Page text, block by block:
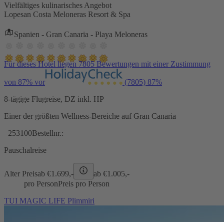
Vielfältiges kulinarisches Angebot
Lopesan Costa Meloneras Resort & Spa
Spanien - Gran Canaria - Playa Meloneras
Für dieses Hotel liegen 7805 Bewertungen mit einer Zustimmung
von 87% vor (7805) 87%
8-tägige Flugreise, DZ inkl. HP
Einer der größten Wellness-Bereiche auf Gran Canaria
253100Bestellnr.:
Pauschalreise
Alter Preisab €1.699,- ab €1.005,-
pro PersonPreis pro Person
TUI MAGIC LIFE Plimmiri